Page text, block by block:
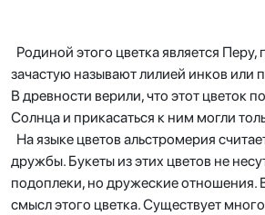
Родиной этого цветка является Перу,
зачастую называют лилией инков или
В древности верили, что этот цветок
Солнца и прикасаться к ним могли
На языке цветов альстромерия
дружбы. Букеты из этих цветов не
подоплеки, но дружеские отношения.
смысл этого цветка. Существует